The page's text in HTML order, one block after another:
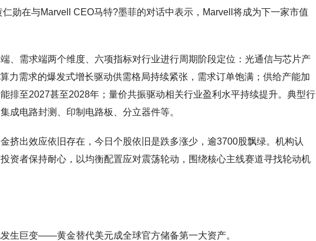
勋在与Marvell CEO马特?墨菲的对话中表示，Marvell将成为下一家市值
、需求端两个维度、六项指标对行业进行周期阶段定位：光通信与芯片产
力需求的爆发式增长驱动供需格局持续紧张，需求订单饱满；供给产能加
排至2027甚至2028年；量价共振驱动相关行业盈利水平持续提升。典型行
成电路封测、印制电路板、分立器件等。
挤出效应依旧存在，今日个股依旧是跌多涨少，逾3700股飘绿。机构认
资者保持耐心，以均衡配置应对震荡轮动，围绕核心主线赛道寻找轮动机
生巨变——黄金替代美元成全球官方储备第一大资产。